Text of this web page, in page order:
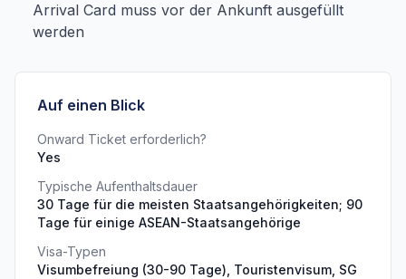
Arrival Card muss vor der Ankunft ausgefüllt
werden
Auf einen Blick
Onward Ticket erforderlich?
Yes
Typische Aufenthaltsdauer
30 Tage für die meisten Staatsangehörigkeiten; 90
Tage für einige ASEAN-Staatsangehörige
Visa-Typen
Visumbefreiung (30-90 Tage), Touristenvisum, SG